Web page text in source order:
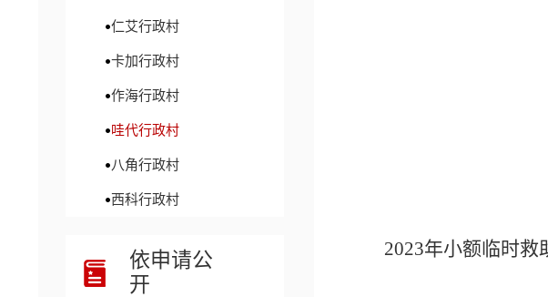
仁艾行政村
卡加行政村
作海行政村
哇代行政村
八角行政村
西科行政村
依申请公
开
2023年小额临时救